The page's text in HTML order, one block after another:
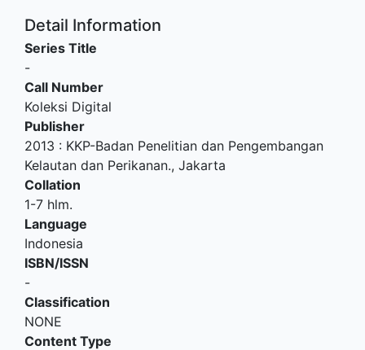
Detail Information
Series Title
-
Call Number
Koleksi Digital
Publisher
2013 : KKP-Badan Penelitian dan Pengembangan
Kelautan dan Perikanan., Jakarta
Collation
1-7 hlm.
Language
Indonesia
ISBN/ISSN
-
Classification
NONE
Content Type